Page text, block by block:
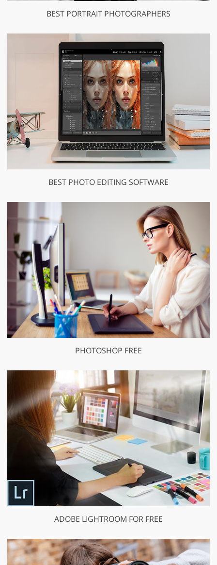
BEST PORTRAIT PHOTOGRAPHERS
BEST PHOTO EDITING SOFTWARE
PHOTOSHOP FREE
ADOBE LIGHTROOM FOR FREE